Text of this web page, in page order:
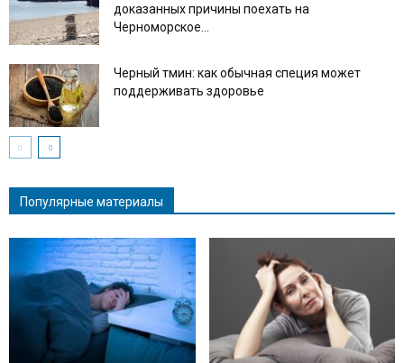
доказанных причины поехать на
Черноморское...
Черный тмин: как обычная специя может
поддерживать здоровье
Популярные материалы